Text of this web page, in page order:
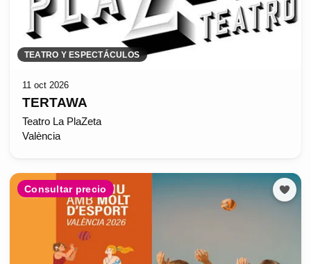
TEATRO Y ESPECTÁCULOS
11 oct 2026
TERTAWA
Teatro La PlaZeta
València
Consultar precio